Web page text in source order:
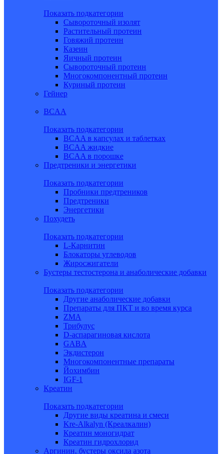
Показать подкатегории
Сывороточный изолят
Растительный протеин
Говяжий протеин
Казеин
Яичный протеин
Сывороточный протеин
Многокомпонентный протеин
Куриный протеин
Гейнер
BCAA
Показать подкатегории
BCAA в капсулах и таблетках
BCAA жидкие
BCAA в порошке
Предтреники и энергетики
Показать подкатегории
Пробники предтреников
Предтреники
Энергетики
Похудеть
Показать подкатегории
L-Карнитин
Блокаторы углеводов
Жиросжигатели
Бустеры тестостерона и анаболические добавки
Показать подкатегории
Другие анаболические добавки
Препараты для ПКТ и во время курса
ZMA
Трибулус
D-аспарагиновая кислота
GABA
Экдистерон
Многокомпонентные препараты
Йохимбин
IGF-1
Креатин
Показать подкатегории
Другие виды креатина и смеси
Kre-Alkalyn (Креалкалин)
Креатин моногидрат
Креатин гидрохлорид
Аргинин, бустеры оксида азота